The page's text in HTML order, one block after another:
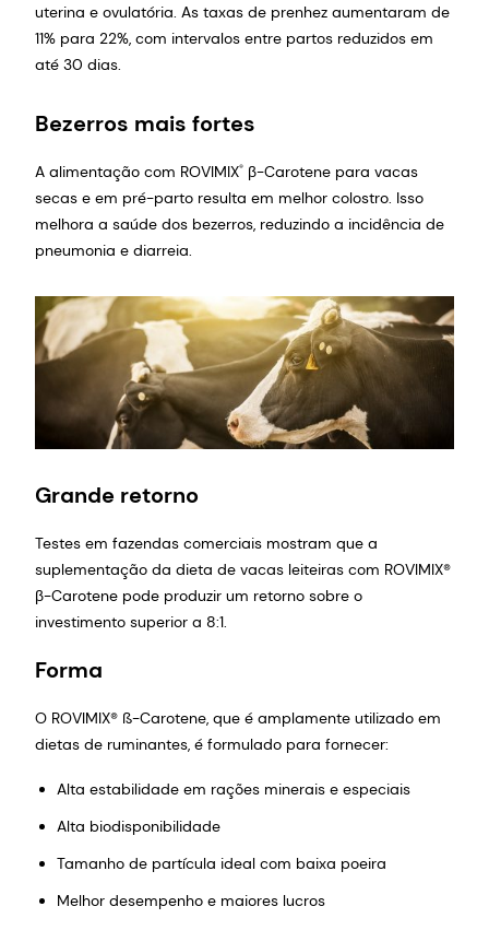
uterina e ovulatória. As taxas de prenhez aumentaram de
11% para 22%, com intervalos entre partos reduzidos em
até 30 dias.
Bezerros mais fortes
A alimentação com ROVIMIX®β-Carotene para vacas
secas e em pré-parto resulta em melhor colostro. Isso
melhora a saúde dos bezerros, reduzindo a incidência de
pneumonia e diarreia.
Grande retorno
Testes em fazendas comerciais mostram que a
suplementação da dieta de vacas leiteiras com ROVIMIX®
β-Carotene pode produzir um retorno sobre o
investimento superior a 8:1.
Forma
O ROVIMIX® ß-Carotene, que é amplamente utilizado em
dietas de ruminantes, é formulado para fornecer:
Alta estabilidade em rações minerais e especiais
Alta biodisponibilidade
Tamanho de partícula ideal com baixa poeira
Melhor desempenho e maiores lucros